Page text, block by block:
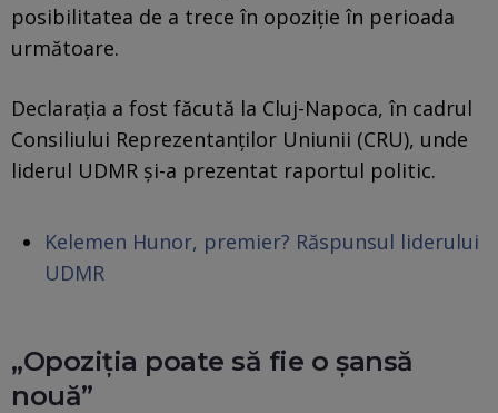
posibilitatea de a trece în opoziție în perioada
următoare.
Declarația a fost făcută la Cluj-Napoca, în cadrul
Consiliului Reprezentanților Uniunii (CRU), unde
liderul UDMR și-a prezentat raportul politic.
Kelemen Hunor, premier? Răspunsul liderului
UDMR
„Opoziția poate să fie o șansă
nouă”